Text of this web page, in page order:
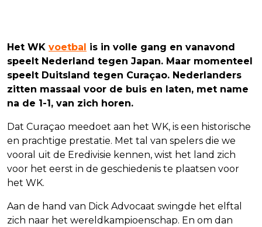
Het WK voetbal
is in volle gang en vanavond
speelt Nederland tegen Japan. Maar momenteel
speelt Duitsland tegen Curaçao. Nederlanders
zitten massaal voor de buis en laten, met name
na de 1-1, van zich horen.
Dat Curaçao meedoet aan het WK, is een historische
en prachtige prestatie. Met tal van spelers die we
vooral uit de Eredivisie kennen, wist het land zich
voor het eerst in de geschiedenis te plaatsen voor
het WK.
Aan de hand van Dick Advocaat swingde het elftal
zich naar het wereldkampioenschap. En om dan